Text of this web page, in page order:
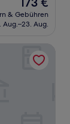
Preis
beträgt
& Gebühren
Aug.–23. Aug.